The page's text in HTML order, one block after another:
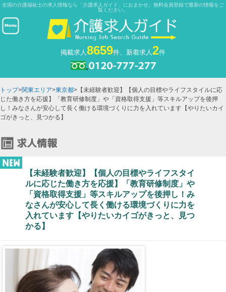
全国の介護福祉士の求人情報なら「介護求人ガイド」におまかせ。無料会員登録で最新の情報をご
覧ください。
掲載求人8659件、新着求人2件
トップ>関東エリア>東京都>【未経験者歓迎】【個人の目標やライフスタイルに応
じた働き方を応援】「教育研修制度」や「資格取得支援」等スキルアップを後押
し！みなさんが安心して長く働ける環境づくりに力を入れています【やりたいカイ
ゴがきっと、見つかる】
【未経験者歓迎】【個人の目標やライフスタイ
ルに応じた働き方を応援】「教育研修制度」や
「資格取得支援」等スキルアップを後押し！み
なさんが安心して長く働ける環境づくりに力を
入れています【やりたいカイゴがきっと、見つ
かる】